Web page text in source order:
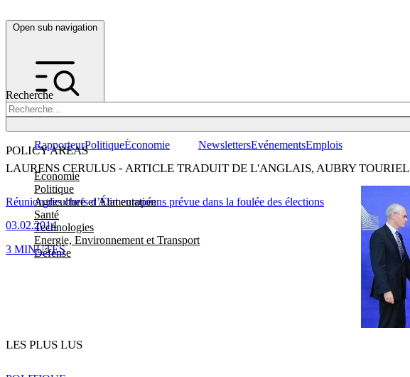
Open sub navigation
Recherche
POLICY AREAS
Economie
Politique
Agriculture et Alimentation
Santé
Technologies
Energie, Environnement et Transport
Défense
RapporteurPolitiqueÉconomie NewslettersEvénementsEmplois
LAURENS CERULUS - ARTICLE TRADUIT DE L'ANGLAIS, AUBRY TOURIEL
Réunion des chefs d’État européens prévue dans la foulée des élections
03.02.2014
3 MINUTES
LES PLUS LUS